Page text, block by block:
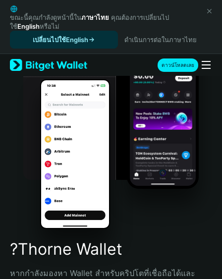
English
日本語
Tiếng Việt
Español (Latinoamérica)
Türkçe
Italiano
Português (Portugal)
Bahasa Indonesia
Português (Brasil)
Español (Argentina)
ขณะนี้คุณกำลังดูหน้านี้ในภาษาไทย คุณต้องการเปลี่ยนไป
ใช้Englishหรือไม่
เปลี่ยนไปใช้English
ดำเนินการต่อในภาษาไทย
ดาวน์โหลดเลย
?Thorne Wallet
หากกำลังมองหา Wallet สำหรับคริปโตที่เชื่อถือได้และ